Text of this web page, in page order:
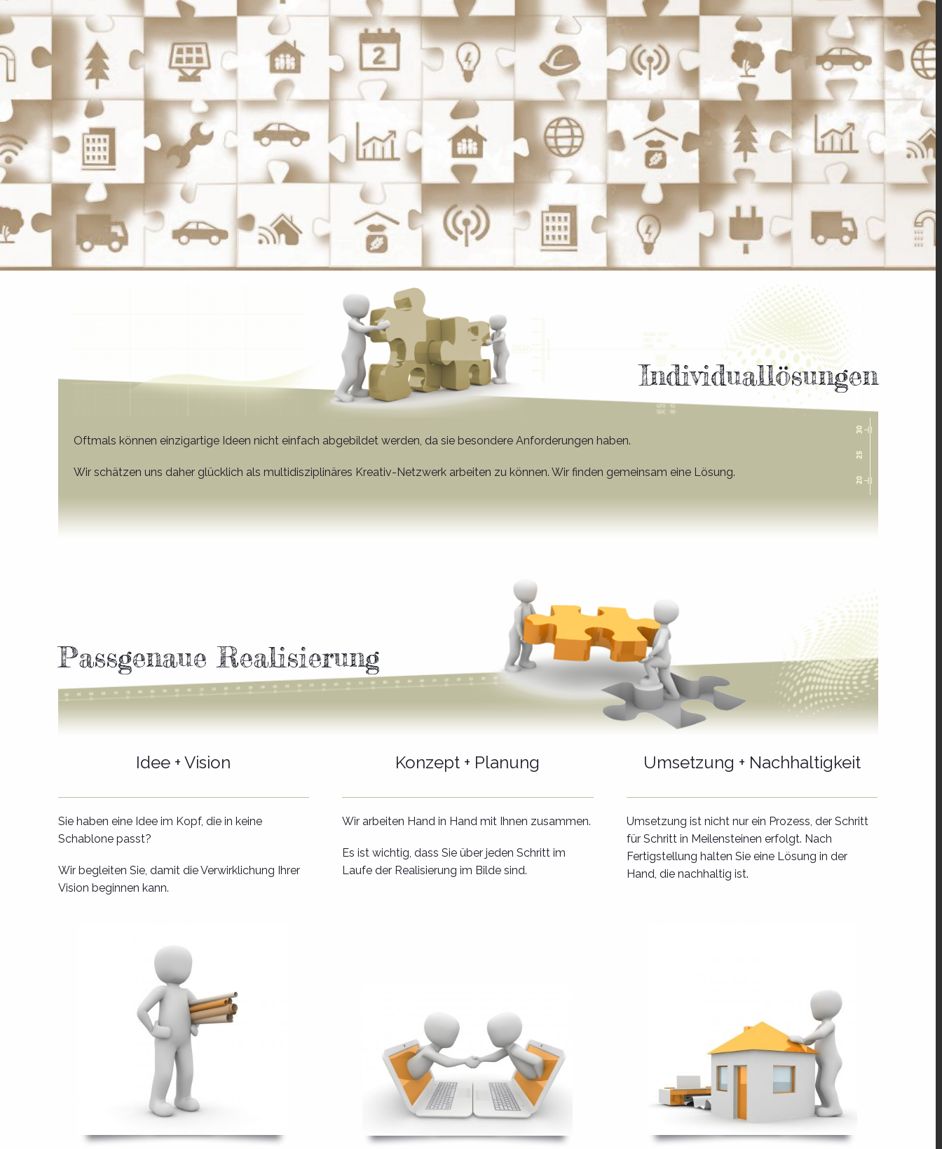
Individuallösungen
Oftmals können einzigartige Ideen nicht einfach abgebildet werden, da sie besondere Anforderungen haben.
Wir schätzen uns daher glücklich als multidisziplinäres Kreativ-Netzwerk arbeiten zu können. Wir finden gemeinsam eine Lösung.
Passgenaue Realisierung
Idee + Vision
Sie haben eine Idee im Kopf, die in keine
Schablone passt?
Wir begleiten Sie, damit die Verwirklichung Ihrer
Vision beginnen kann.
Konzept + Planung
Wir arbeiten Hand in Hand mit Ihnen zusammen.
Es ist wichtig, dass Sie über jeden Schritt im
Laufe der Realisierung im Bilde sind.
Umsetzung + Nachhaltigkeit
Umsetzung ist nicht nur ein Prozess, der Schritt
für Schritt in Meilensteinen erfolgt. Nach
Fertigstellung halten Sie eine Lösung in der
Hand, die nachhaltig ist.